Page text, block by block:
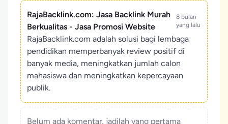
RajaBacklink.com: Jasa Backlink Murah
Berkualitas - Jasa Promosi Website
8 bulan
yang lalu
RajaBacklink.com adalah solusi bagi lembaga
pendidikan memperbanyak review positif di
banyak media, meningkatkan jumlah calon
mahasiswa dan meningkatkan kepercayaan
publik.
Belum ada komentar, jadilah yang pertama